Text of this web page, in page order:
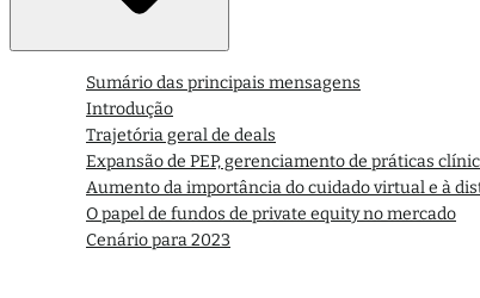
Sumário das principais mensagens
Introdução
Trajetória geral de deals
Expansão de PEP, gerenciamento de práticas
Aumento da importância do cuidado virtual e à
O papel de fundos de private equity no mercado
Cenário para 2023